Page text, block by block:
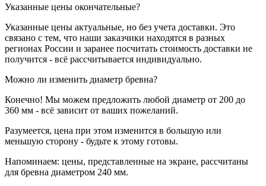
Указанные цены окончательные?
Указанные цены актуальные, но без учета доставки. Это
связано с тем, что наши заказчики находятся в разных
регионах России и заранее посчитать стоимость доставки не
получится - всё рассчитывается индивидуально.
Можно ли изменить диаметр бревна?
Конечно! Мы можем предложить любой диаметр от 200 до
360 мм - всё зависит от ваших пожеланий.
Разумеется, цена при этом изменится в большую или
меньшую сторону - будьте к этому готовы.
Напоминаем: цены, представленные на экране, рассчитаны
для бревна диаметром 240 мм.